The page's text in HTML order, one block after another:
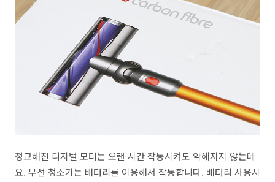
정교해진 디지털 모터는 오랜 시간 작동시켜도 약해지지 않는데
요. 무선 청소기는 배터리를 이용해서 작동합니다. 배터리 사용시